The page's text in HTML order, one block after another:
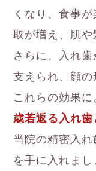
くなり、食事
取が増え、肌や
さらに、入れ
支えられ、顔の
これらの効果に
歳若返る入れ歯
当院の精密入
を手に入れまし